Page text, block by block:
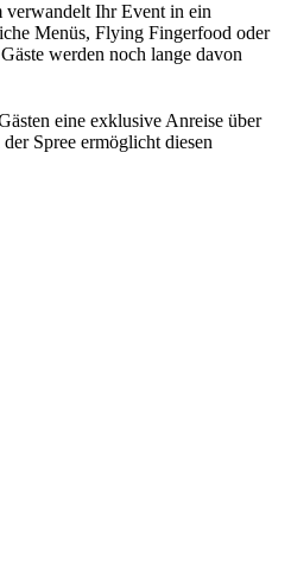
verwandelt Ihr Event in ein
Menüs, Flying Fingerfood oder
werden noch lange davon
eine exklusive Anreise über
Spree ermöglicht diesen